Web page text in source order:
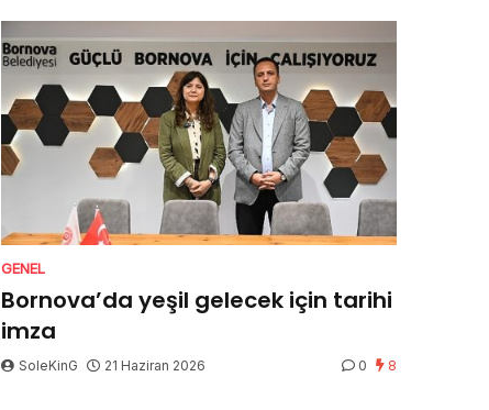
GENEL
Bornova’da yeşil gelecek için tarihi
imza
SoleKinG 21 Haziran 2026 0 8